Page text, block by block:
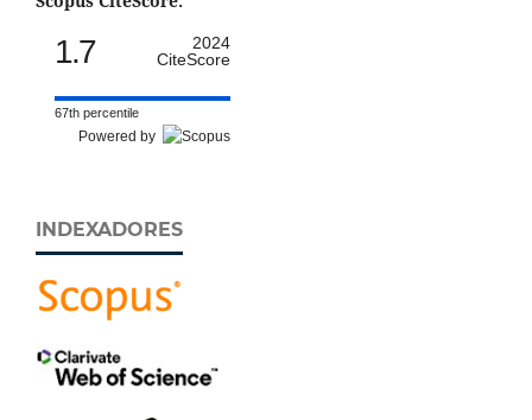
1.7
2024
CiteScore
67th percentile
Powered by
INDEXADORES